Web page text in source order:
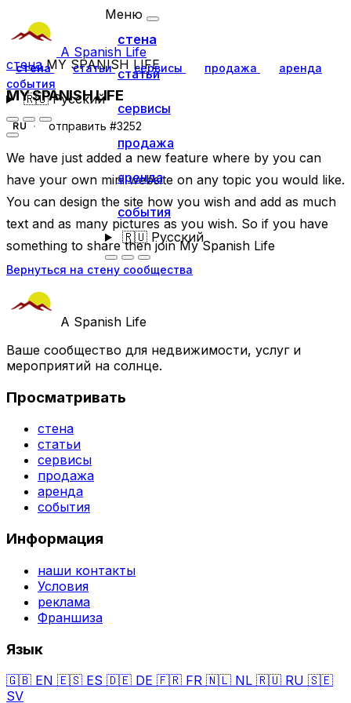
A Spanish Life
стена статьи сервисы продажа
аренда
события
🇷🇺Русский
Меню
стена
статьи
сервисы
продажа
аренда
события
🇷🇺Русский
стенаMY SPANISH LIFE
MY SPANISH LIFE
RU отправить #3252
We have just added a new feature where by you can
have your own mini website on any topic you would like.
You can design the site how you wish and add as much
text and as many pictures as you wish. So if you have
something to share then join My Spanish Life
Вернуться на стену сообщества
A Spanish Life
Ваше сообщество для недвижимости, услуг и
мероприятий на солнце.
Просматривать
стена
статьи
сервисы
продажа
аренда
события
Информация
наши контакты
Условия
реклама
Франшиза
Язык
🇬🇧 EN 🇪🇸 ES 🇩🇪 DE 🇫🇷 FR 🇳🇱 NL 🇷🇺 RU 🇸🇪
SV